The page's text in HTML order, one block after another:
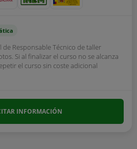
Responsable Técnico de taller
Si al finalizar el curso no se alcanza
el curso sin coste adicional
INFORMACIÓN